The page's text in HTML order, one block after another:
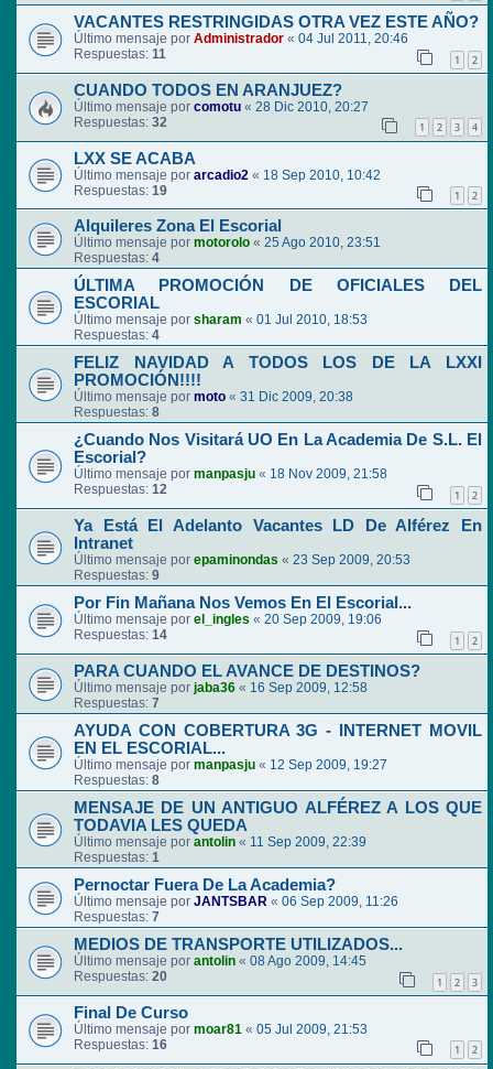
VACANTES RESTRINGIDAS OTRA VEZ ESTE AÑO?
Último mensaje por Administrador « 04 Jul 2011, 20:46
Respuestas: 11 1 2
CUANDO TODOS EN ARANJUEZ?
Último mensaje por comotu « 28 Dic 2010, 20:27
Respuestas: 32 1 2 3 4
LXX SE ACABA
Último mensaje por arcadio2 « 18 Sep 2010, 10:42
Respuestas: 19 1 2
Alquileres Zona El Escorial
Último mensaje por motorolo « 25 Ago 2010, 23:51
Respuestas: 4
ÚLTIMA PROMOCIÓN DE OFICIALES DEL
ESCORIAL
Último mensaje por sharam « 01 Jul 2010, 18:53
Respuestas: 4
FELIZ NAVIDAD A TODOS LOS DE LA LXXI
PROMOCIÓN!!!!
Último mensaje por moto « 31 Dic 2009, 20:38
Respuestas: 8
¿Cuando Nos Visitará UO En La Academia De S.L. El
Escorial?
Último mensaje por manpasju « 18 Nov 2009, 21:58
Respuestas: 12 1 2
Ya Está El Adelanto Vacantes LD De Alférez En
Intranet
Último mensaje por epaminondas « 23 Sep 2009, 20:53
Respuestas: 9
Por Fin Mañana Nos Vemos En El Escorial...
Último mensaje por el_ingles « 20 Sep 2009, 19:06
Respuestas: 14 1 2
PARA CUANDO EL AVANCE DE DESTINOS?
Último mensaje por jaba36 « 16 Sep 2009, 12:58
Respuestas: 7
AYUDA CON COBERTURA 3G - INTERNET MOVIL
EN EL ESCORIAL...
Último mensaje por manpasju « 12 Sep 2009, 19:27
Respuestas: 8
MENSAJE DE UN ANTIGUO ALFÉREZ A LOS QUE
TODAVIA LES QUEDA
Último mensaje por antolin « 11 Sep 2009, 22:39
Respuestas: 1
Pernoctar Fuera De La Academia?
Último mensaje por JANTSBAR « 06 Sep 2009, 11:26
Respuestas: 7
MEDIOS DE TRANSPORTE UTILIZADOS...
Último mensaje por antolin « 08 Ago 2009, 14:45
Respuestas: 20 1 2 3
Final De Curso
Último mensaje por moar81 « 05 Jul 2009, 21:53
Respuestas: 16 1 2